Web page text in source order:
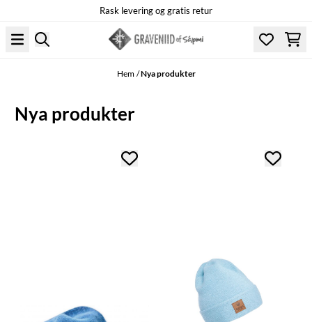
Rask levering og gratis retur
Hem /Nya produkter
Nya produkter